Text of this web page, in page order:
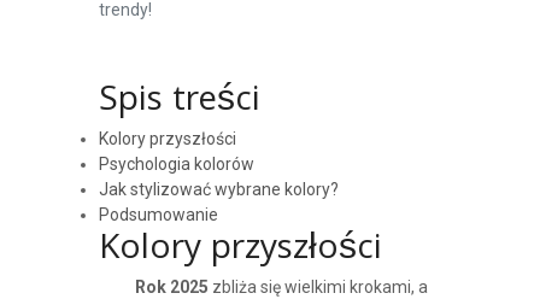
trendy!
Spis treści
Kolory przyszłości
Psychologia kolorów
Jak stylizować wybrane kolory?
Podsumowanie
Kolory przyszłości
Rok 2025 zbliża się wielkimi krokami, a